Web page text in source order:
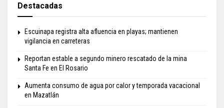
Destacadas
Escuinapa registra alta afluencia en playas; mantienen
vigilancia en carreteras
Reportan estable a segundo minero rescatado de la mina
Santa Fe en El Rosario
Aumenta consumo de agua por calor y temporada vacacional
en Mazatlán